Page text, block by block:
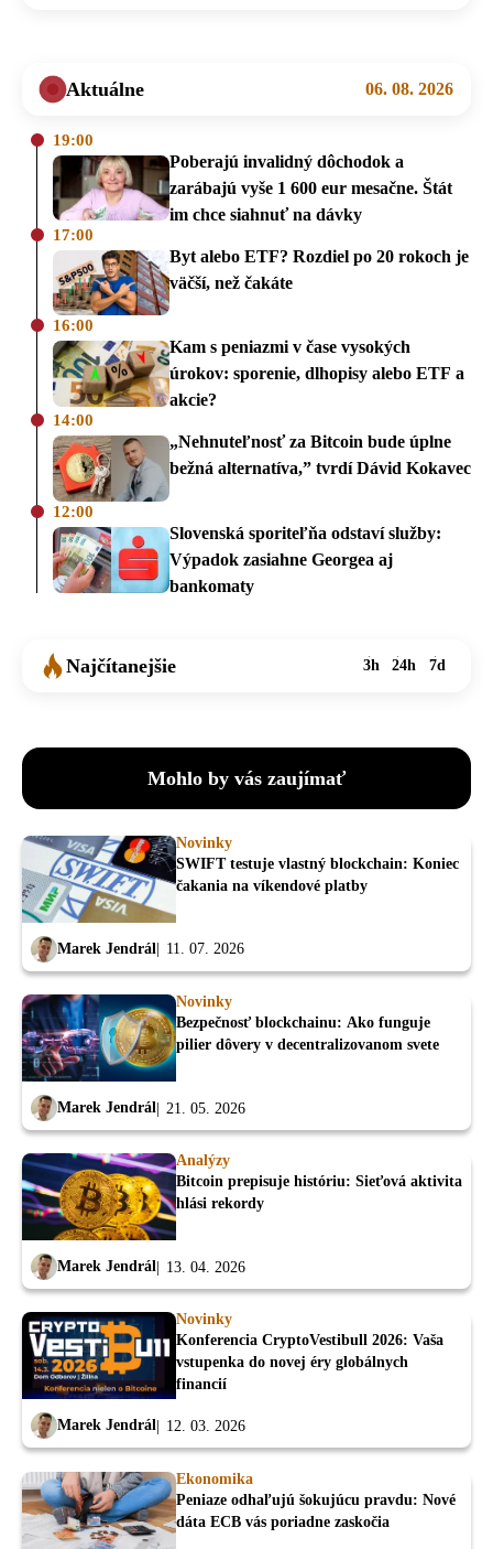
Aktuálne 06. 08. 2026
19:00
Poberajú invalidný dôchodok a
zarábajú vyše 1 600 eur mesačne. Štát
im chce siahnuť na dávky
17:00
Byt alebo ETF? Rozdiel po 20 rokoch je
väčší, než čakáte
16:00
Kam s peniazmi v čase vysokých
úrokov: sporenie, dlhopisy alebo ETF a
akcie?
14:00
„Nehnuteľnosť za Bitcoin bude úplne
bežná alternatíva,” tvrdí Dávid Kokavec
12:00
Slovenská sporiteľňa odstaví služby:
Výpadok zasiahne Georgea aj
bankomaty
Najčítanejšie 3h 24h 7d
Mohlo by vás zaujímať
Novinky
SWIFT testuje vlastný blockchain: Koniec
čakania na víkendové platby
Marek Jendrál 11. 07. 2026
Novinky
Bezpečnosť blockchainu: Ako funguje
pilier dôvery v decentralizovanom svete
Marek Jendrál 21. 05. 2026
Analýzy
Bitcoin prepisuje históriu: Sieťová aktivita
hlási rekordy
Marek Jendrál 13. 04. 2026
Novinky
Konferencia CryptoVestibull 2026: Vaša
vstupenka do novej éry globálnych
financií
Marek Jendrál 12. 03. 2026
Ekonomika
Peniaze odhaľujú šokujúcu pravdu: Nové
dáta ECB vás poriadne zaskočia